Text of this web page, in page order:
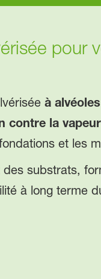
pour
à
contre la vapeur
et les
substrats,
à long terme